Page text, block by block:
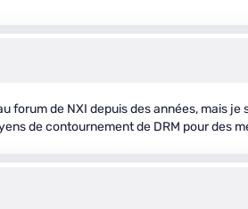
forum de NXI depuis des années, mais
de contournement de DRM pour des